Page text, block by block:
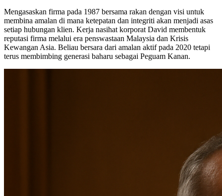
Mengasaskan firma pada 1987 bersama rakan dengan visi untuk
membina amalan di mana ketepatan dan integriti akan menjadi asas
setiap hubungan klien. Kerja nasihat korporat David membentuk
reputasi firma melalui era penswastaan Malaysia dan Krisis
Kewangan Asia. Beliau bersara dari amalan aktif pada 2020 tetapi
terus membimbing generasi baharu sebagai Peguam Kanan.